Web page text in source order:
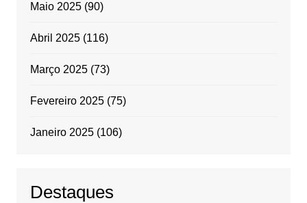
Maio 2025(90)
Abril 2025(116)
Março 2025(73)
Fevereiro 2025(75)
Janeiro 2025(106)
Destaques